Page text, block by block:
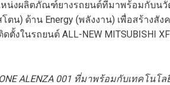
น่งผลิตภัณฑ์ยางรถยนต์ที่มาพร้อมกับนวัต
น) ด้าน Energy (พลังงาน) เพื่อสร้างสั
ดตั้งในรถยนต์ ALL-NEW MITSUBISHI
ALENZA 001 ที่มาพร้อมกับเทคโนโล